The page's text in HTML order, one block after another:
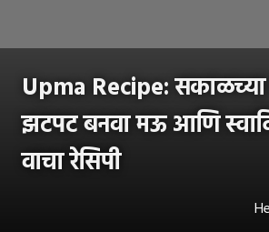
Upma Recipe: सकाळच्या
झटपट बनवा मऊ आणि
वाचा रेसिपी